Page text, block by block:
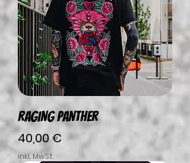
RAGING PANTHER
Preis
40,00 €
inkl. MwSt.